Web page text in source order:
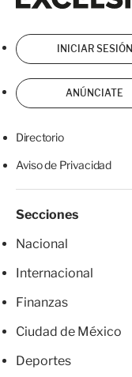
INICIAR SESIÓN
ANÚNCIATE
Directorio
Aviso de Privacidad
Secciones
Nacional
Internacional
Finanzas
Ciudad de México
Deportes